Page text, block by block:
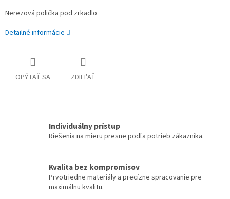
Nerezová polička pod zrkadlo
Detailné informácie
OPÝTAŤ SA ZDIEĽAŤ
Individuálny prístup
Riešenia na mieru presne podľa potrieb zákazníka.
Kvalita bez kompromisov
Prvotriedne materiály a precízne spracovanie pre
maximálnu kvalitu.